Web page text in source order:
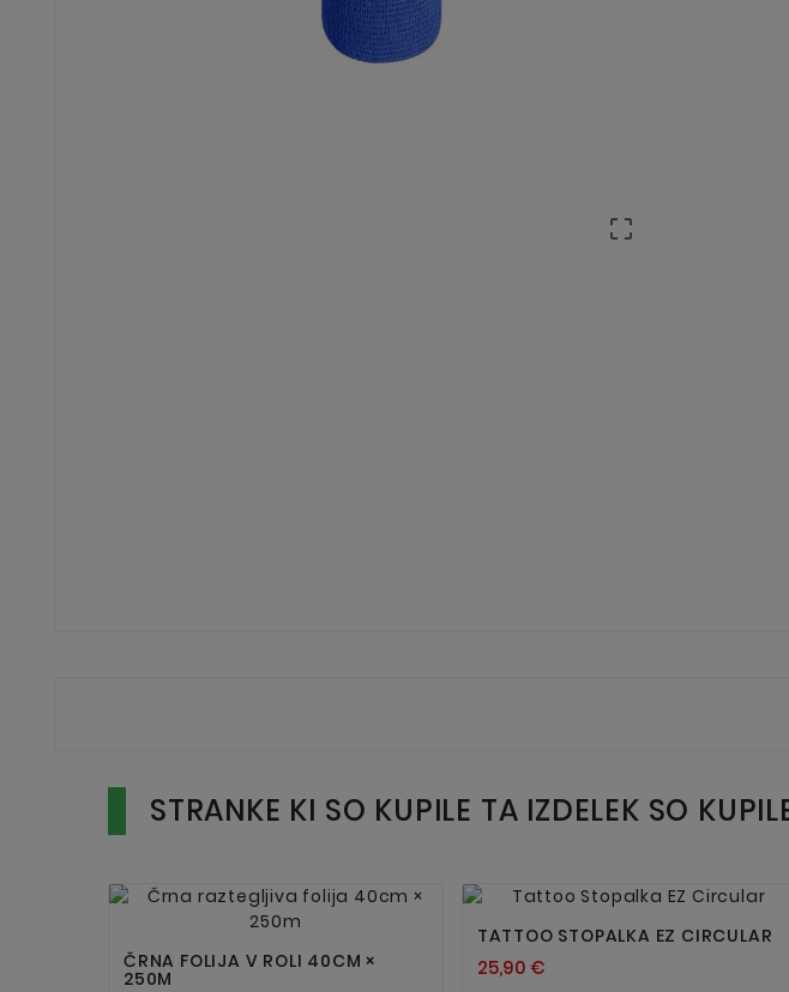

STRANKE KI SO KUPILE TA IZDELEK SO

ČRNA FOLIJA V ROLI 40CM ×
250M
 
TATTOO STOPALKA EZ CIRCULAR
25,90 €